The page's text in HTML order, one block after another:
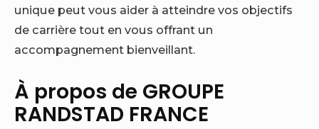
unique peut vous aider à atteindre vos objectifs
de carrière tout en vous offrant un
accompagnement bienveillant.
À propos de GROUPE
RANDSTAD FRANCE